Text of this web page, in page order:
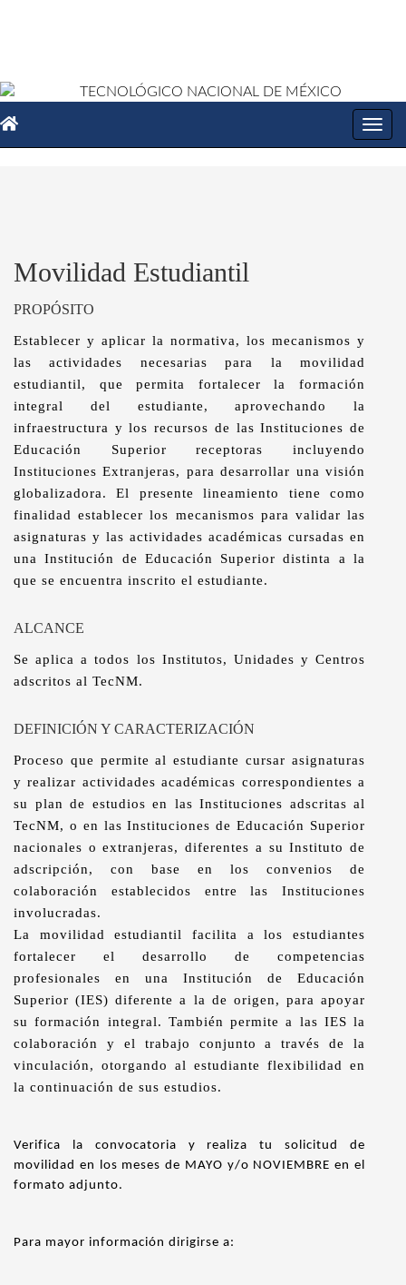
Movilidad Estudiantil
PROPÓSITO
Establecer y aplicar la normativa, los mecanismos y
las actividades necesarias para la movilidad
estudiantil, que permita fortalecer la formación
integral del estudiante, aprovechando la
infraestructura y los recursos de las Instituciones de
Educación Superior receptoras incluyendo
Instituciones Extranjeras, para desarrollar una visión
globalizadora. El presente lineamiento tiene como
finalidad establecer los mecanismos para validar las
asignaturas y las actividades académicas cursadas en
una Institución de Educación Superior distinta a la
que se encuentra inscrito el estudiante.
ALCANCE
Se aplica a todos los Institutos, Unidades y Centros
adscritos al TecNM.
DEFINICIÓN Y CARACTERIZACIÓN
Proceso que permite al estudiante cursar asignaturas
y realizar actividades académicas correspondientes a
su plan de estudios en las Instituciones adscritas al
TecNM, o en las Instituciones de Educación Superior
nacionales o extranjeras, diferentes a su Instituto de
adscripción, con base en los convenios de
colaboración establecidos entre las Instituciones
involucradas.
La movilidad estudiantil facilita a los estudiantes
fortalecer el desarrollo de competencias
profesionales en una Institución de Educación
Superior (IES) diferente a la de origen, para apoyar
su formación integral. También permite a las IES la
colaboración y el trabajo conjunto a través de la
vinculación, otorgando al estudiante flexibilidad en
la continuación de sus estudios.
Verifica la convocatoria y realiza tu solicitud de
movilidad en los meses de MAYO y/o NOVIEMBRE en el
formato adjunto.
Para mayor información dirigirse a: